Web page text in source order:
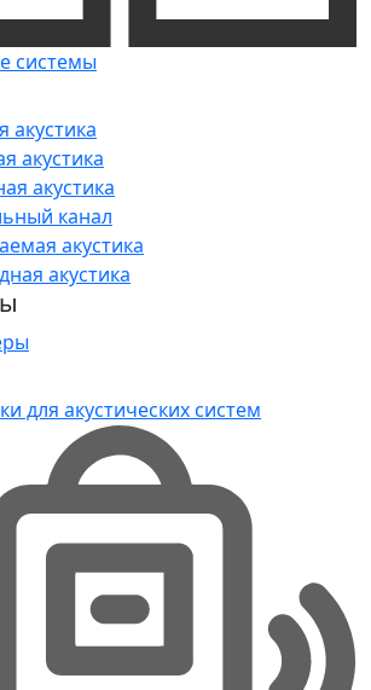
системы
акустика
акустика
акустика
канал
акустика
акустика
для акустических систем